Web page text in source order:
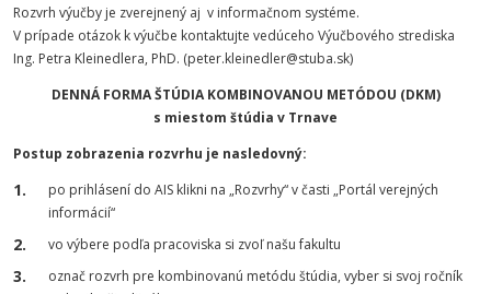
Rozvrh výučby je zverejnený aj v informačnom systéme.
V prípade otázok k výučbe kontaktujte vedúceho Výučbového strediska
Ing. Petra Kleinedlera, PhD. (peter.kleinedler@stuba.sk)
DENNÁ FORMA ŠTÚDIA KOMBINOVANOU METÓDOU (DKM)
s miestom štúdia v Trnave
Postup zobrazenia rozvrhu je nasledovný:
po prihlásení do AIS klikni na „Rozvrhy“ v časti „Portál verejných
informácií“
vo výbere podľa pracoviska si zvoľ našu fakultu
označ rozvrh pre kombinovanú metódu štúdia, vyber si svoj ročník